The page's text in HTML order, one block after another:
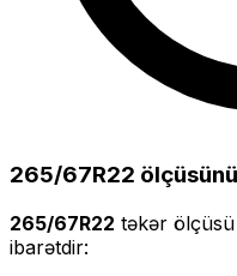
265/67R22
265/67R22 təkər
ibarətdir: